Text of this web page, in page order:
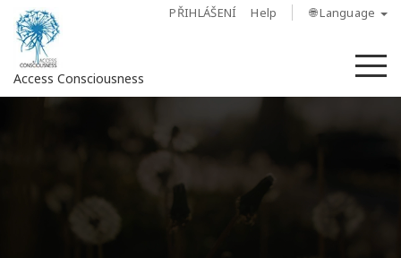
PŘIHLÁŠENÍ Help 🌐 Language
Access Consciousness